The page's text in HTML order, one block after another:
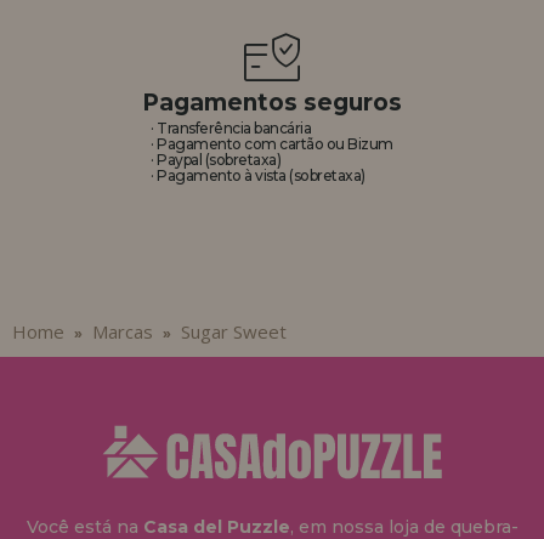
REGISTRO DE REVENDEDOR
Pagamentos seguros
· Transferência bancária
· Pagamento com cartão ou Bizum
· Paypal (sobretaxa)
· Pagamento à vista (sobretaxa)
Home » Marcas » Sugar Sweet
Você está na Casa del Puzzle, em nossa loja de quebra-